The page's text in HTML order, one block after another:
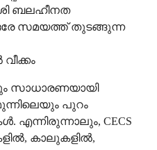
ബലഹീനത
സമയത്ത് തുടങ്ങുന്ന
സാധാരണയായി
പുറം
എന്നിരുന്നാലും, CECS
കാലുകളില്‍,